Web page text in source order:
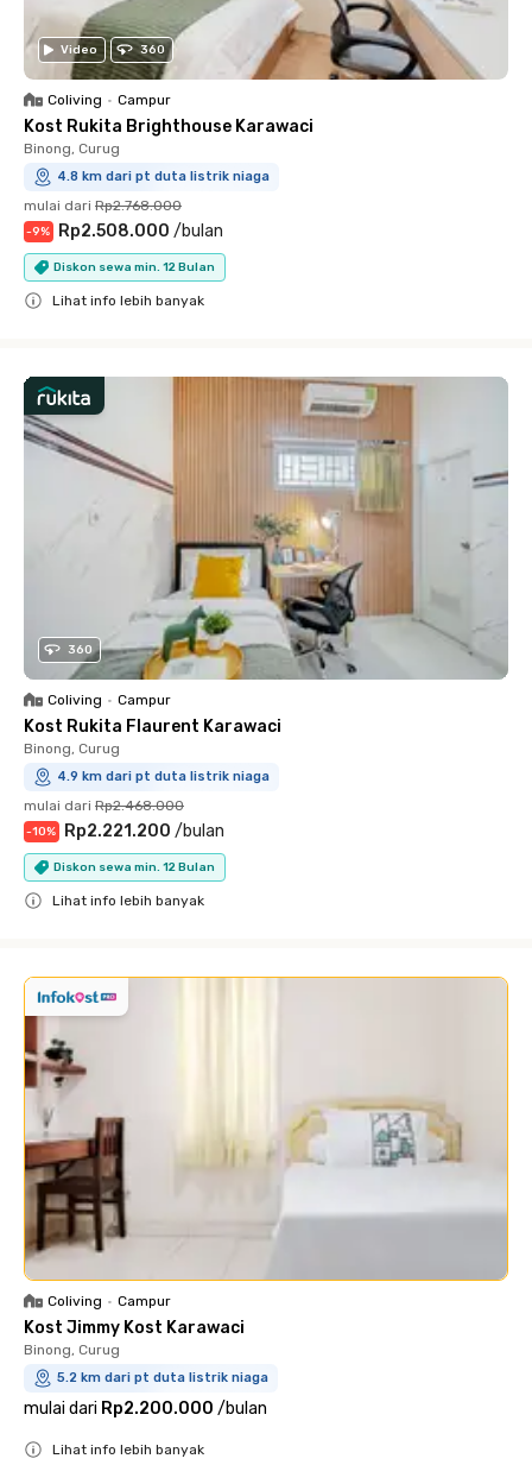
Video 360
Coliving • Campur
Kost Rukita Brighthouse Karawaci
Binong, Curug
4.8 km dari pt duta listrik niaga
mulai dari Rp2.768.000
-9% Rp2.508.000 /bulan
Diskon sewa min. 12 Bulan
Lihat info lebih banyak
360
Coliving • Campur
Kost Rukita Flaurent Karawaci
Binong, Curug
4.9 km dari pt duta listrik niaga
mulai dari Rp2.468.000
-10% Rp2.221.200 /bulan
Diskon sewa min. 12 Bulan
Lihat info lebih banyak
Coliving • Campur
Kost Jimmy Kost Karawaci
Binong, Curug
5.2 km dari pt duta listrik niaga
mulai dari Rp2.200.000 /bulan
Lihat info lebih banyak